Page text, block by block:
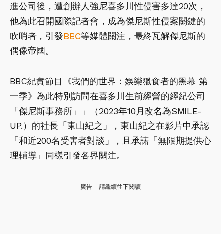
進公司後，遭創辦人強尼喜多川性侵害多達20次，
他為此召開國際記者會，成為傑尼斯性侵案關鍵的
吹哨者，引發BBC等媒體關注，最終瓦解傑尼斯的
偶像帝國。
BBC紀實節目《我們的世界：娛樂獵食者的黑幕 第
一季》為此特別訪問在喜多川生前經營的經紀公司
「傑尼斯事務所」」（2023年10月改名為SMILE-
UP.）的社長「東山紀之」，東山紀之在影片中承認
「和近200名受害者對談」，且承諾「無限期提供心
理輔導」同樣引發各界關注。
廣告 - 請繼續往下閱讀